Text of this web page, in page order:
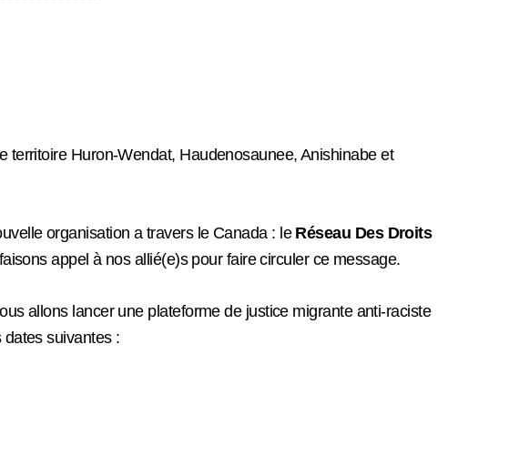
Huron-Wendat, Haudenosaunee, Anishinabe et
organisation a travers le Canada : le Réseau Des Droits
appel à nos allié(e)s pour faire circuler ce message.
allons lancer une plateforme de justice migrante anti-raciste
suivantes :